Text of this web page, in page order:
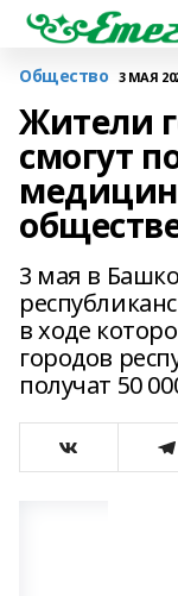
Общество 3 МАЯ
Жители
смогут
3 мая в
в ходе
городов
получат 50